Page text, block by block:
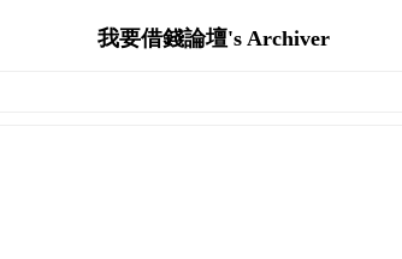
我要借錢論壇's Archiver